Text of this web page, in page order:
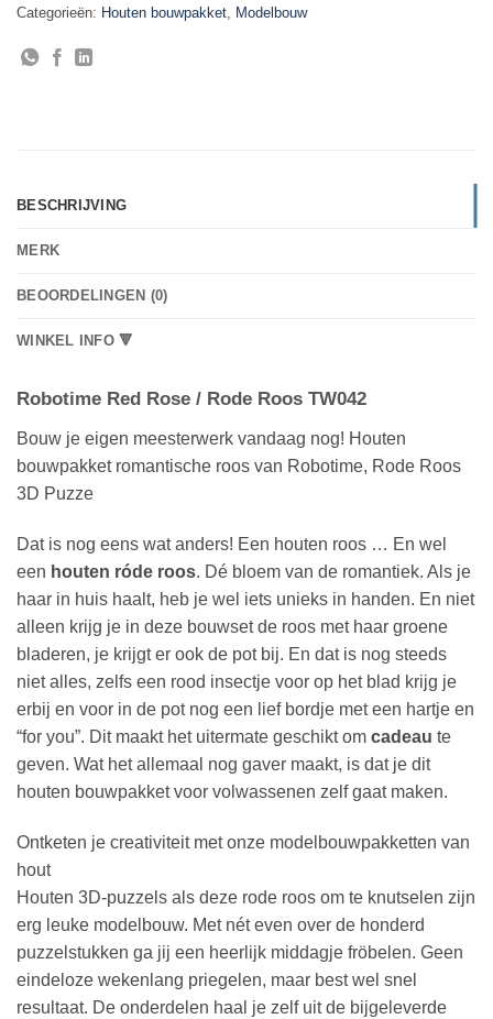
Categorieën: Houten bouwpakket Modelbouw
BESCHRIJVING
MERK
BEOORDELINGEN (0)
WINKEL INFO 🔻
Robotime Red Rose / Rode Roos TW042
Bouw je eigen meesterwerk vandaag nog! Houten
bouwpakket romantische roos van Robotime, Rode Roos
3D Puzze
Dat is nog eens wat anders! Een houten roos … En wel
een houten róde roos. Dé bloem van de romantiek. Als je
haar in huis haalt, heb je wel iets unieks in handen. En niet
alleen krijg je in deze bouwset de roos met haar groene
bladeren, je krijgt er ook de pot bij. En dat is nog steeds
niet alles, zelfs een rood insectje voor op het blad krijg je
erbij en voor in de pot nog een lief bordje met een hartje en
“for you”. Dit maakt het uitermate geschikt om cadeau te
geven. Wat het allemaal nog gaver maakt, is dat je dit
houten bouwpakket voor volwassenen zelf gaat maken.
Ontketen je creativiteit met onze modelbouwpakketten van
hout
Houten 3D-puzzels als deze rode roos om te knutselen zijn
erg leuke modelbouw. Met nét even over de honderd
puzzelstukken ga jij een heerlijk middagje fröbelen. Geen
eindeloze wekenlang priegelen, maar best wel snel
resultaat. De onderdelen haal je zelf uit de bijgeleverde